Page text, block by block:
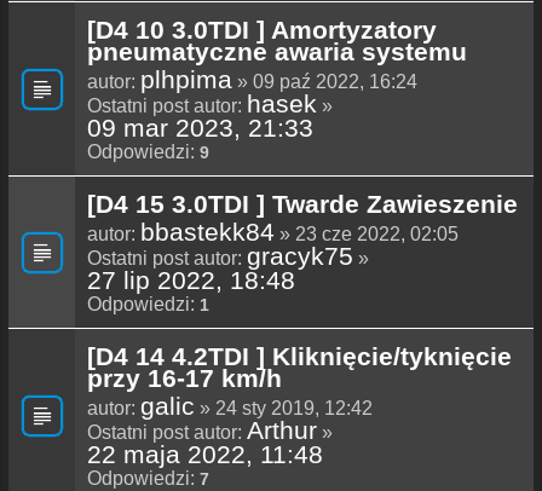
[D4 10 3.0TDI ] Amortyzatory
pneumatyczne awaria systemu
autor: plhpima » 09 paź 2022, 16:24
Ostatni post autor: hasek »
09 mar 2023, 21:33
Odpowiedzi: 9
[D4 15 3.0TDI ] Twarde Zawieszenie
autor: bbastekk84 » 23 cze 2022, 02:05
Ostatni post autor: gracyk75 »
27 lip 2022, 18:48
Odpowiedzi: 1
[D4 14 4.2TDI ] Kliknięcie/tyknięcie
przy 16-17 km/h
autor: galic » 24 sty 2019, 12:42
Ostatni post autor: Arthur »
22 maja 2022, 11:48
Odpowiedzi: 7